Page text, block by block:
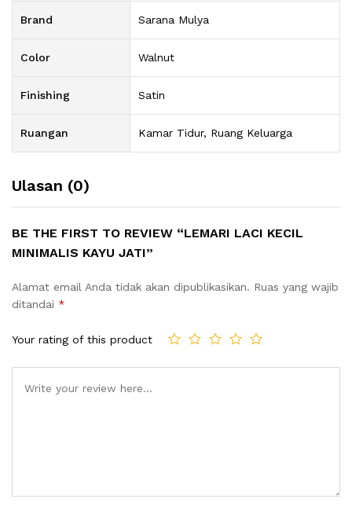
Brand Sarana Mulya
Color Walnut
Finishing Satin
Ruangan Kamar Tidur, Ruang Keluarga
Ulasan (0)
BE THE FIRST TO REVIEW “LEMARI LACI KECIL
MINIMALIS KAYU JATI”
Alamat email Anda tidak akan dipublikasikan. Ruas yang wajib
ditandai *
Your rating of this product